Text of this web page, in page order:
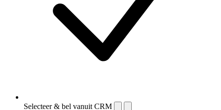
Selecteer & bel vanuit CRM